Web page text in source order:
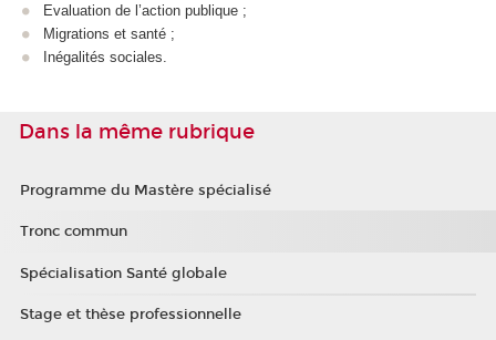
Evaluation de l’action publique ;
Migrations et santé ;
Inégalités sociales.
Dans la même rubrique
Programme du Mastère spécialisé
Tronc commun
Spécialisation Santé globale
Stage et thèse professionnelle